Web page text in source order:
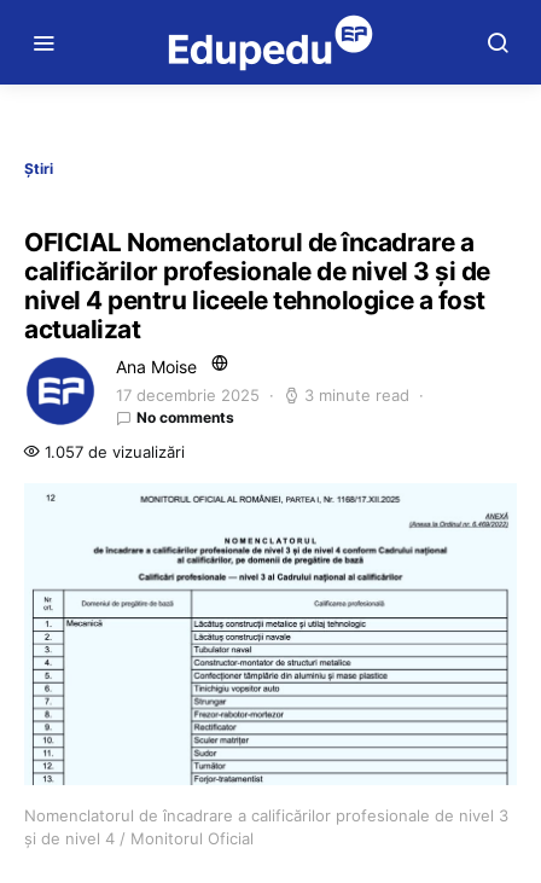
Știri
OFICIAL Nomenclatorul de încadrare a
calificărilor profesionale de nivel 3 și de
nivel 4 pentru liceele tehnologice a fost
actualizat
Ana Moise
17 decembrie 2025 3 minute read
No comments
1.057 de vizualizări
Nomenclatorul de încadrare a calificărilor profesionale de nivel 3
și de nivel 4 / Monitorul Oficial